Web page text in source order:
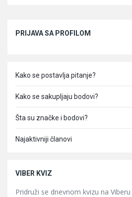
PRIJAVA SA PROFILOM
Kako se postavlja pitanje?
Kako se sakupljaju bodovi?
Šta su značke i bodovi?
Najaktivniji članovi
VIBER KVIZ
Pridruži se dnevnom kvizu na